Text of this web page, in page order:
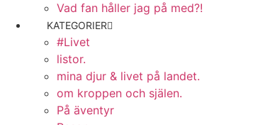
Vad fan håller jag på med?!
KATEGORIER
#Livet
listor.
mina djur & livet på landet.
om kroppen och själen.
På äventyr